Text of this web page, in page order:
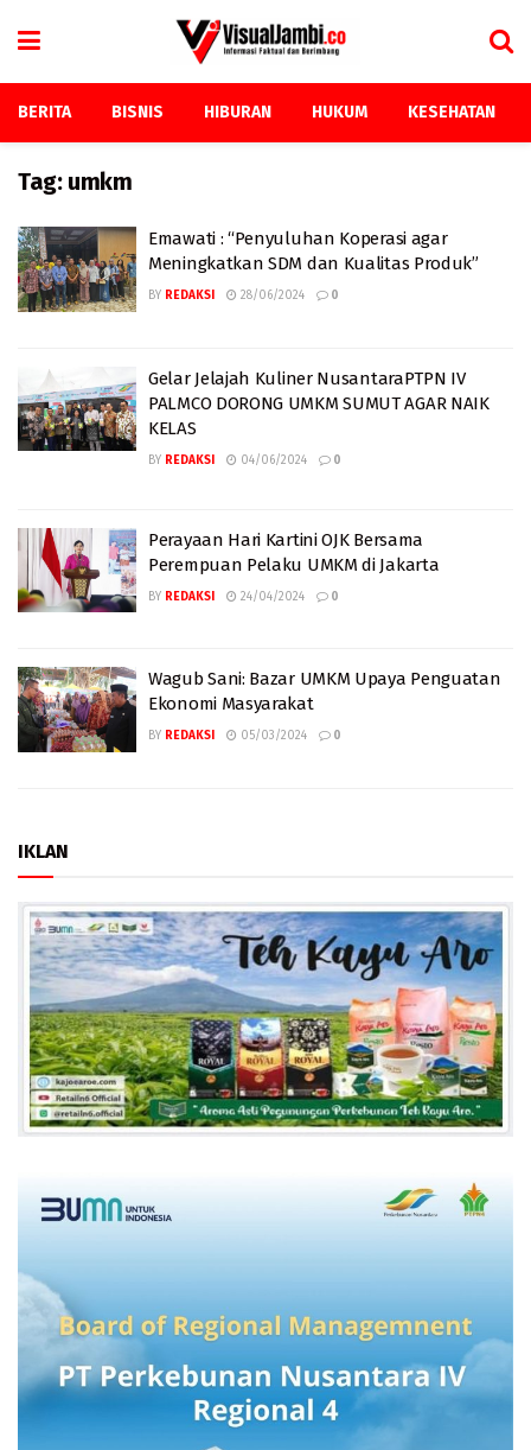
BERITA BISNIS HIBURAN HUKUM KESEHATAN
Tag: umkm
Emawati : “Penyuluhan Koperasi agar
Meningkatkan SDM dan Kualitas Produk”
BY REDAKSI 28/06/2024 0
Gelar Jelajah Kuliner NusantaraPTPN IV
PALMCO DORONG UMKM SUMUT AGAR NAIK
KELAS
BY REDAKSI 04/06/2024 0
Perayaan Hari Kartini OJK Bersama
Perempuan Pelaku UMKM di Jakarta
BY REDAKSI 24/04/2024 0
Wagub Sani: Bazar UMKM Upaya Penguatan
Ekonomi Masyarakat
BY REDAKSI 05/03/2024 0
IKLAN